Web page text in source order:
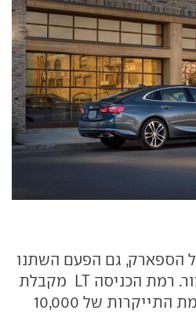
הספארק, גם הפעם השתנו
השמות של רמות הגימור. רמת הכניסה LT מקבלת
את השם LT+ וגם רושמת התייקרות של 10,000